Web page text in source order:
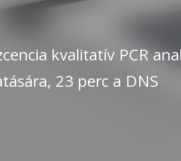
kvalitatív PCR
23 perc a DNS